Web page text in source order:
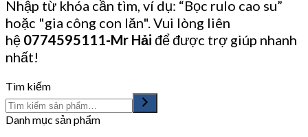
Nhập từ khóa cần tìm, ví dụ: “Bọc rulo cao su”
hoặc "gia công con lăn". Vui lòng liên
hệ 0774595111-Mr Hải để được trợ giúp nhanh
nhất!
Tìm kiếm
Danh mục sản phẩm